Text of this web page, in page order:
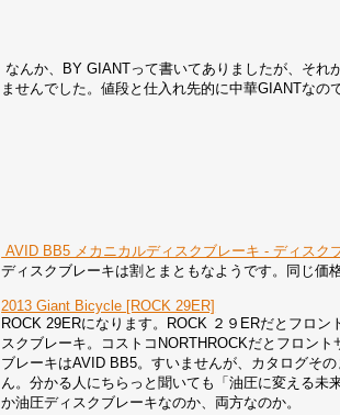
なんか、BY GIANTって書いてありましたが、それ
ませんでした。値段と仕入れ先的に中華GIANTなの
AVID BB5 メカニカルディスクブレーキ - ディスク
ディスクブレーキは割とまともなようです。同じ価
2013 Giant Bicycle [ROCK 29ER]
ROCK 29ERになります。ROCK ２９ERだとフロ
スクブレーキ。コストコNORTHROCKだとフロン
ブレーキはAVID BB5。すいませんが、カタログそ
ん。分かる人にちらっと聞いても「油圧に変える
か油圧ディスクブレーキなのか、両方なのか。